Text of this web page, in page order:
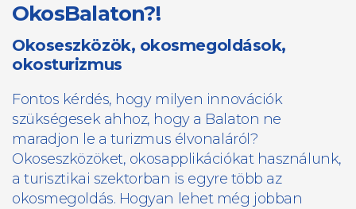
OkosBalaton?!
Okoseszközök, okosmegoldások,
okosturizmus
Fontos kérdés, hogy milyen innovációk
szükségesek ahhoz, hogy a Balaton ne
maradjon le a turizmus élvonaláról?
Okoseszközöket, okosapplikációkat használunk,
a turisztikai szektorban is egyre több az
okosmegoldás. Hogyan lehet még jobban